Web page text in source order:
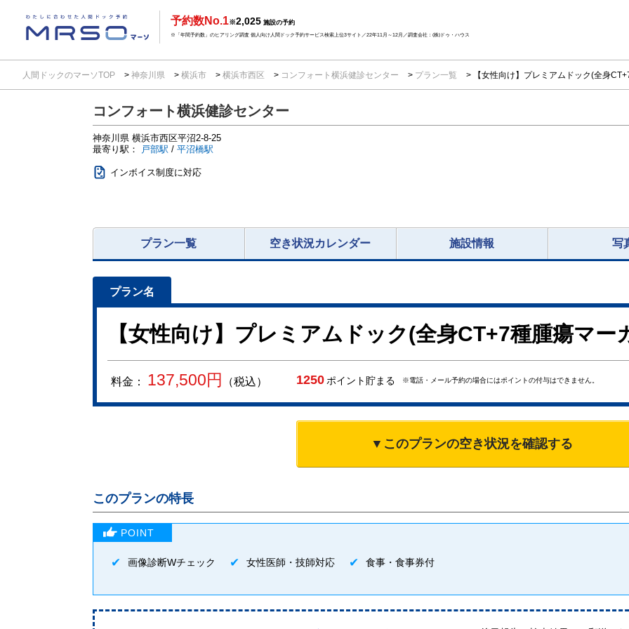
予約数No.1※2,025 施設の予約
※「年間予約数」のヒアリング調査 個人向け人間ドック予約サービス検索上位3サイト／22年11月～12月／調査会社：(株)ドゥ・ハウス
人間ドックのマーソTOP 神奈川県 横浜市 横浜市西区 コンフォート横浜健診センター プラン一覧 【女性向け】プレミアムドック(全身
コンフォート横浜健診センター
神奈川県 横浜市西区平沼2-8-25
最寄り駅：
戸部駅 / 平沼橋駅
インボイス制度に対応
プラン一覧 空き状況カレンダー 施設情報 写
【女性向け】プレミアムドック(全身CT+7種腫瘍マー
料金： 137,500円 （税込） 1250 ポイント貯まる ※電話・メール予約の場合にはポイントの付与はできません。
▼このプランの空き状況を確認する
このプランの特長
画像診断Wチェック 女性医師・技師対応 食事・食事券付